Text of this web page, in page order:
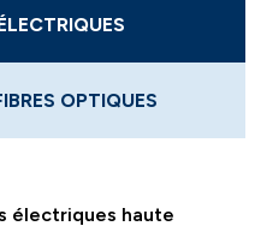
OPTIQUES